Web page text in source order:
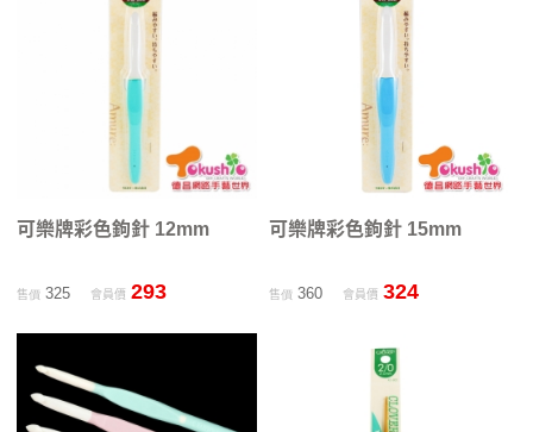
可樂牌彩色鉤針 12mm
售價325 會員價 293
可樂牌彩色鉤針 15mm
售價 360 會員價 324